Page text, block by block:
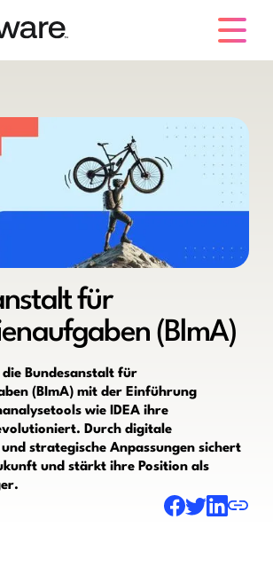
für
(BlmA)
die Bundesanstalt für
(BImA) mit der Einführung
wie IDEA ihre
Durch digitale
strategische Anpassungen sichert
und stärkt ihre Position als